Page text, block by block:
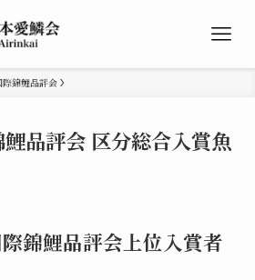
際錦鯉品評会
品評会 区分総合入賞魚
錦鯉品評会上位入賞者